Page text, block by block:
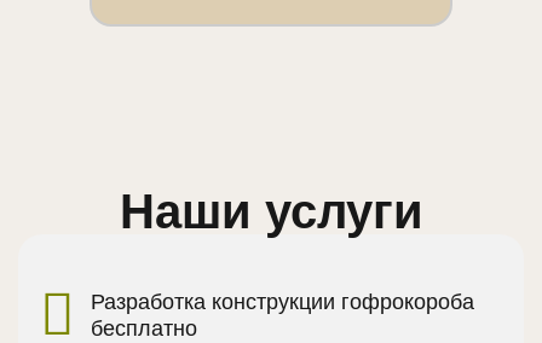
Наши услуги
Разработка конструкции гофрокороба
бесплатно